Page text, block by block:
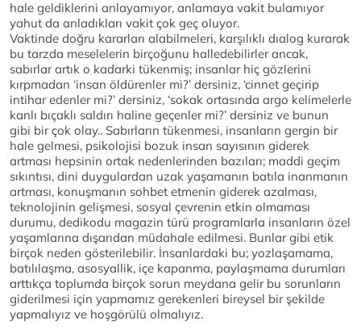
hale geldiklerini anlayamıyor, anlamaya vakit bulamıyor
yahut da anladıkları vakit çok geç oluyor.
Vaktinde doğru kararları alabilmeleri, karşılıklı dıalog kurarak
bu tarzda meselelerin birçoğunu halledebilirler ancak,
sabırlar artık o kadarki tükenmiş; insanlar hiç gözlerini
kırpmadan ‘insan öldürenler mi?’ dersiniz, ‘cinnet geçirip
intihar edenler mi?’ dersiniz, ‘sokak ortasında argo kelimelerle
kanlı bıçaklı saldırı haline geçenler mi?’ dersiniz ve bunun
gibi bir çok olay.. Sabırların tükenmesi, insanların gergin bir
hale gelmesi, psikolojisi bozuk insan sayısının giderek
artması hepsinin ortak nedenlerinden bazıları; maddi geçim
sıkıntısı, dini duygulardan uzak yaşamanın batıla inanmanın
artması, konuşmanın sohbet etmenin giderek azalması,
teknolojinin gelişmesi, sosyal çevrenin etkin olmaması
durumu, dedikodu magazin türü programlarla insanların özel
yaşamlarına dışarıdan müdahale edilmesi. Bunlar gibi etik
birçok neden gösterilebilir. İnsanlardaki bu; yozlaşamama,
batılılaşma, asosyallik, içe kapanma, paylaşmama durumları
arttıkça toplumda birçok sorun meydana gelir bu sorunların
giderilmesi için yapmamız gerekenleri bireysel bir şekilde
yapmalıyız ve hoşgörülü olmalıyız.